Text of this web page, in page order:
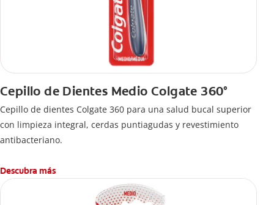
Cepillo de Dientes Medio Colgate 360°
Cepillo de dientes Colgate 360 ​​para una salud bucal superior
con limpieza integral, cerdas puntiagudas y revestimiento
antibacteriano.
Descubra más